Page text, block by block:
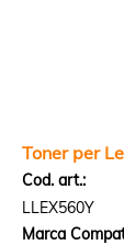
Toner per
Cod. art.:
LLEX560Y
Marca